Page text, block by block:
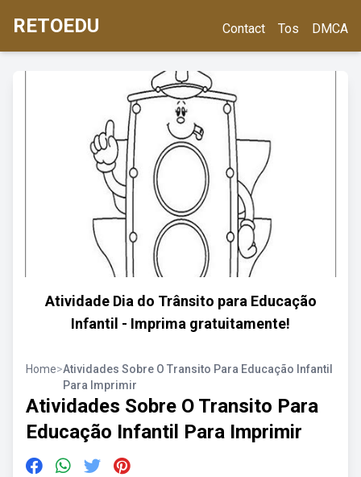
RETOEDU Contact Tos DMCA
Atividade Dia do Trânsito para Educação
Infantil - Imprima gratuitamente!
Home>Atividades Sobre O Transito Para Educação Infantil
Para Imprimir
Atividades Sobre O Transito Para
Educação Infantil Para Imprimir